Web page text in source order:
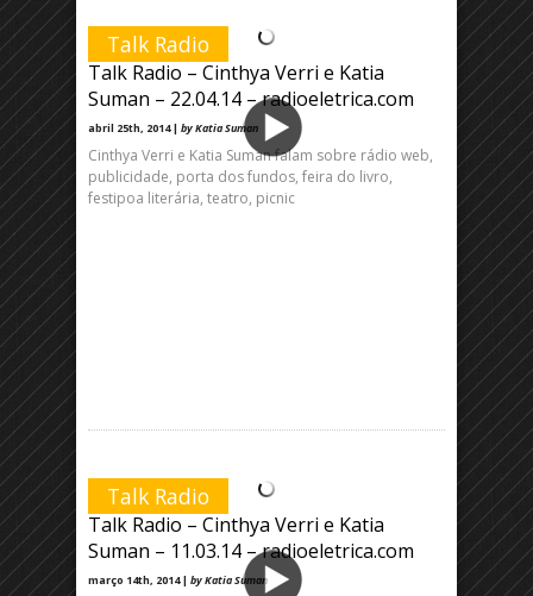
Talk Radio
Talk Radio – Cinthya Verri e Katia
Suman – 22.04.14 – radioeletrica.com
abril 25th, 2014 | by Katia Suman
Cinthya Verri e Katia Suman falam sobre rádio web,
publicidade, porta dos fundos, feira do livro,
festipoa literária, teatro, picnic
Talk Radio
Talk Radio – Cinthya Verri e Katia
Suman – 11.03.14 – radioeletrica.com
março 14th, 2014 | by Katia Suman